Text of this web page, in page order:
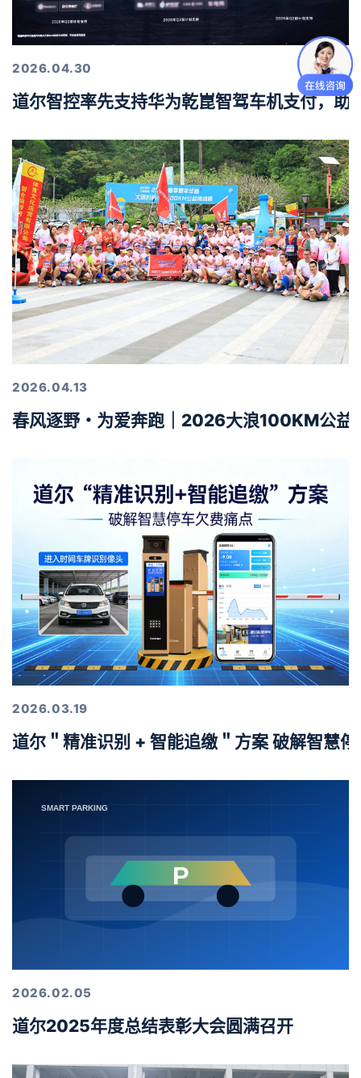
2026.04.30
道尔智控率先支持华为乾崑智驾车机支付，助
2026.04.13
春风逐野・为爱奔跑｜2026大浪100KM公益
2026.03.19
道尔＂精准识别 + 智能追缴＂方案 破解智慧
2026.02.05
道尔2025年度总结表彰大会圆满召开